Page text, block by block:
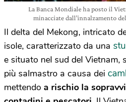
La Banca Mondiale ha posto il
minacciate dall’innalzamento
Il delta del Mekong, intricato
isole, caratterizzato da una
e situato nel sud del Vietnam,
più salmastro a causa dei
mettendo a rischio la